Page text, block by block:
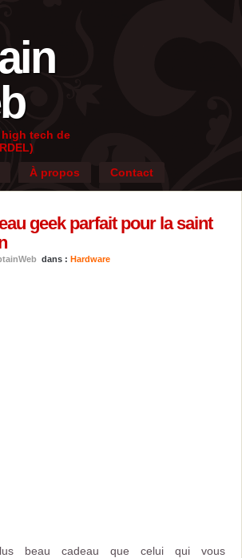
high tech de
À propos Contact
geek parfait pour la saint
dans : Hardware
beau cadeau que celui qui vous